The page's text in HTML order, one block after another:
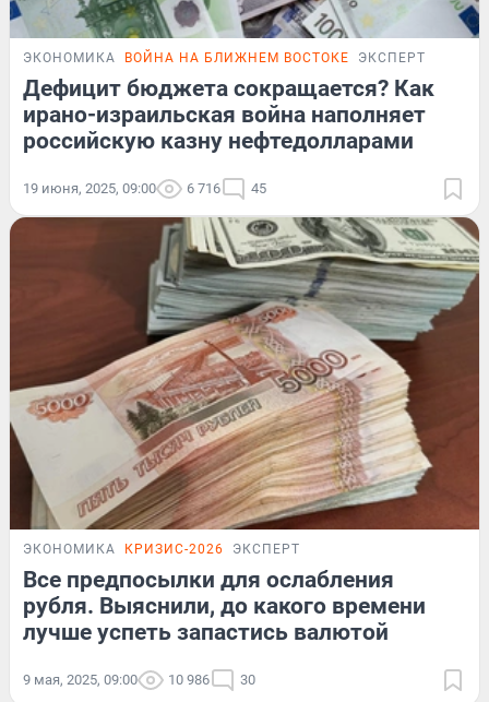
ЭКОНОМИКА ВОЙНА НА БЛИЖНЕМ ВОСТОКЕ ЭКСПЕРТ
Дефицит бюджета сокращается? Как
ирано-израильская война наполняет
российскую казну нефтедолларами
19 июня, 2025, 09:00 6 716 45
ЭКОНОМИКА КРИЗИС-2026 ЭКСПЕРТ
Все предпосылки для ослабления
рубля. Выяснили, до какого времени
лучше успеть запастись валютой
9 мая, 2025, 09:00 10 986 30